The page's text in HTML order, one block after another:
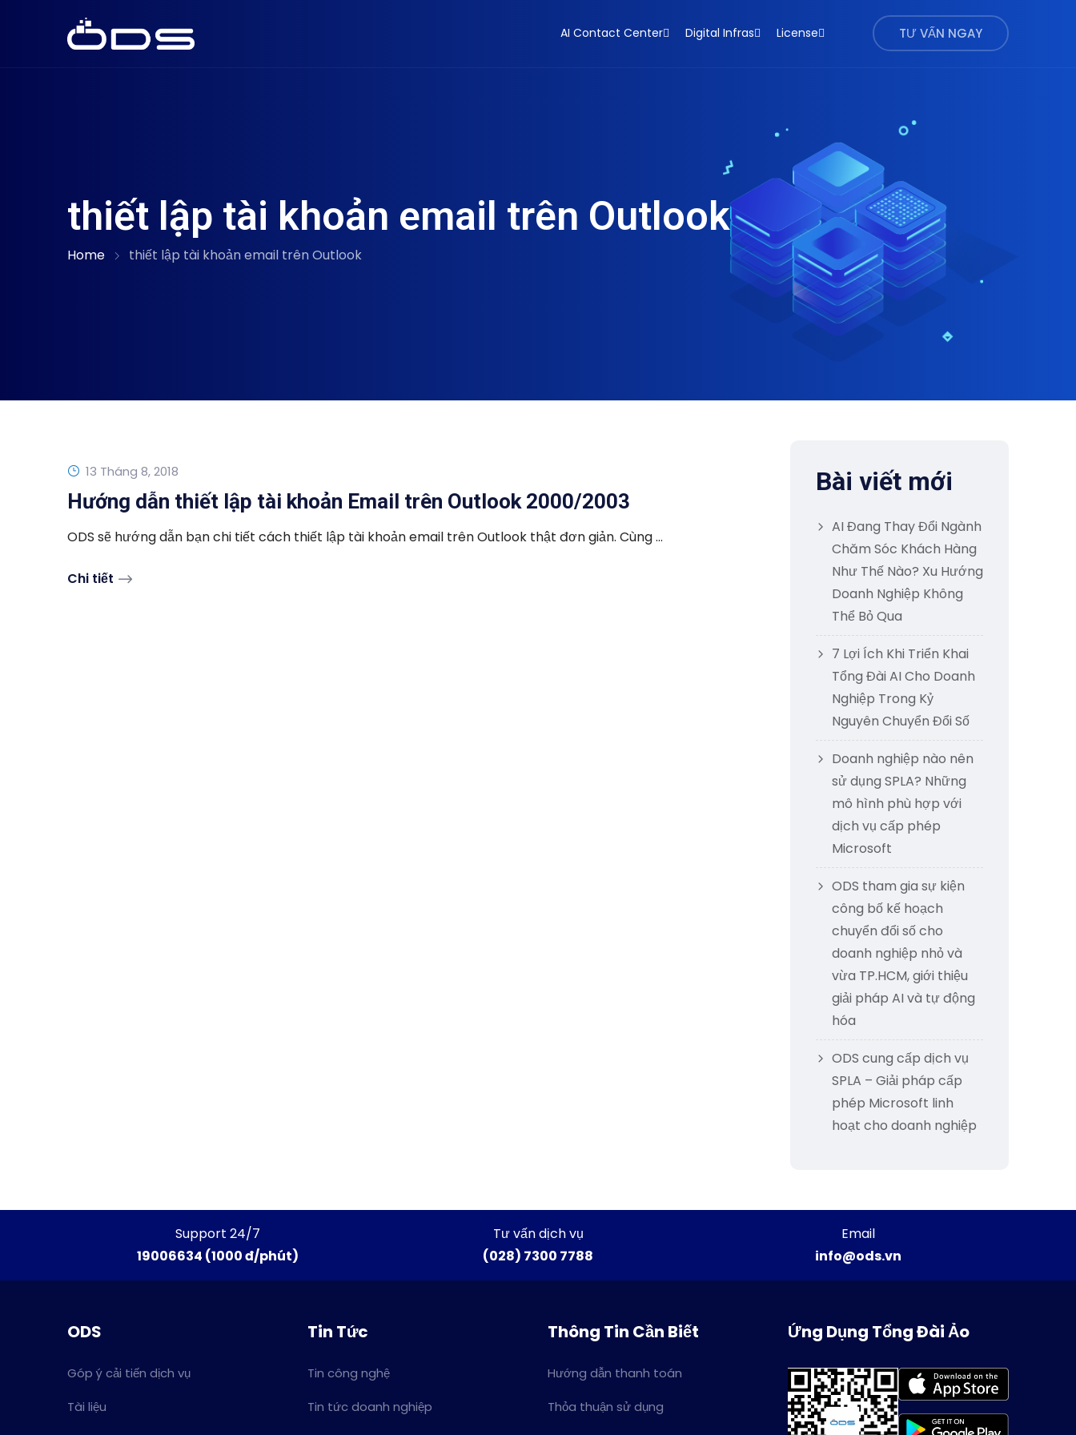
AI Contact Center Digital Infras License TƯ VẤN NGAY
thiết lập tài khoản email trên Outlook
Home thiết lập tài khoản email trên Outlook
13 Tháng 8, 2018
Hướng dẫn thiết lập tài khoản Email trên Outlook 2000/2003
ODS sẽ hướng dẫn bạn chi tiết cách thiết lập tài khoản email trên Outlook thật đơn giản. Cùng ...
Chi tiết
Bài viết mới
AI Đang Thay Đổi Ngành
Chăm Sóc Khách Hàng
Như Thế Nào? Xu Hướng
Doanh Nghiệp Không
Thể Bỏ Qua
7 Lợi Ích Khi Triển Khai
Tổng Đài AI Cho Doanh
Nghiệp Trong Kỷ
Nguyên Chuyển Đổi Số
Doanh nghiệp nào nên
sử dụng SPLA? Những
mô hình phù hợp với
dịch vụ cấp phép
Microsoft
ODS tham gia sự kiện
công bố kế hoạch
chuyển đổi số cho
doanh nghiệp nhỏ và
vừa TP.HCM, giới thiệu
giải pháp AI và tự động
hóa
ODS cung cấp dịch vụ
SPLA – Giải pháp cấp
phép Microsoft linh
hoạt cho doanh nghiệp
Support 24/7
19006634 (1000 đ/phút)
Tư vấn dịch vụ
(028) 7300 7788
Email
info@ods.vn
ODS
Góp ý cải tiến dịch vụ
Tài liệu
Tin Tức
Tin công nghệ
Tin tức doanh nghiệp
Thông Tin Cần Biết
Hướng dẫn thanh toán
Thỏa thuận sử dụng
Ứng Dụng Tổng Đài Ảo